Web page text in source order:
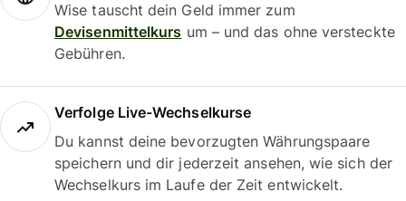
Wise tauscht dein Geld immer zum
Devisenmittelkurs um – und das ohne versteckte
Gebühren.
Verfolge Live-Wechselkurse
Du kannst deine bevorzugten Währungspaare
speichern und dir jederzeit ansehen, wie sich der
Wechselkurs im Laufe der Zeit entwickelt.